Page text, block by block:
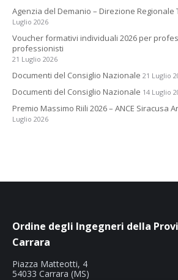
Agenzia del Demanio – Direzione Regionale
Luglio 2026
Voucher formativi individuali 2026 per
professionisti
21 Luglio 2026
Documenti del Consiglio Nazionale 21 Luglio
Documenti del Consiglio Nazionale 14 Luglio
Premio Massimo Riili 2026 – ANCE Siracusa
Luglio 2026
Ordine degli Ingegneri della
Carrara
Piazza Matteotti, 4
54033 Carrara (MS)